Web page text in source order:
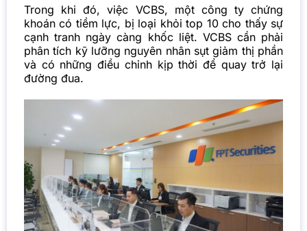
Trong khi đó, việc VCBS, một công ty chứng
khoán có tiềm lực, bị loại khỏi top 10 cho thấy sự
cạnh tranh ngày càng khốc liệt. VCBS cần phải
phân tích kỹ lưỡng nguyên nhân sụt giảm thị phần
và có những điều chỉnh kịp thời để quay trở lại
đường đua.